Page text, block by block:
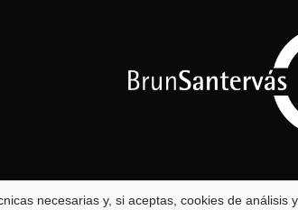
necesarias y, si aceptas, cookies de análisis